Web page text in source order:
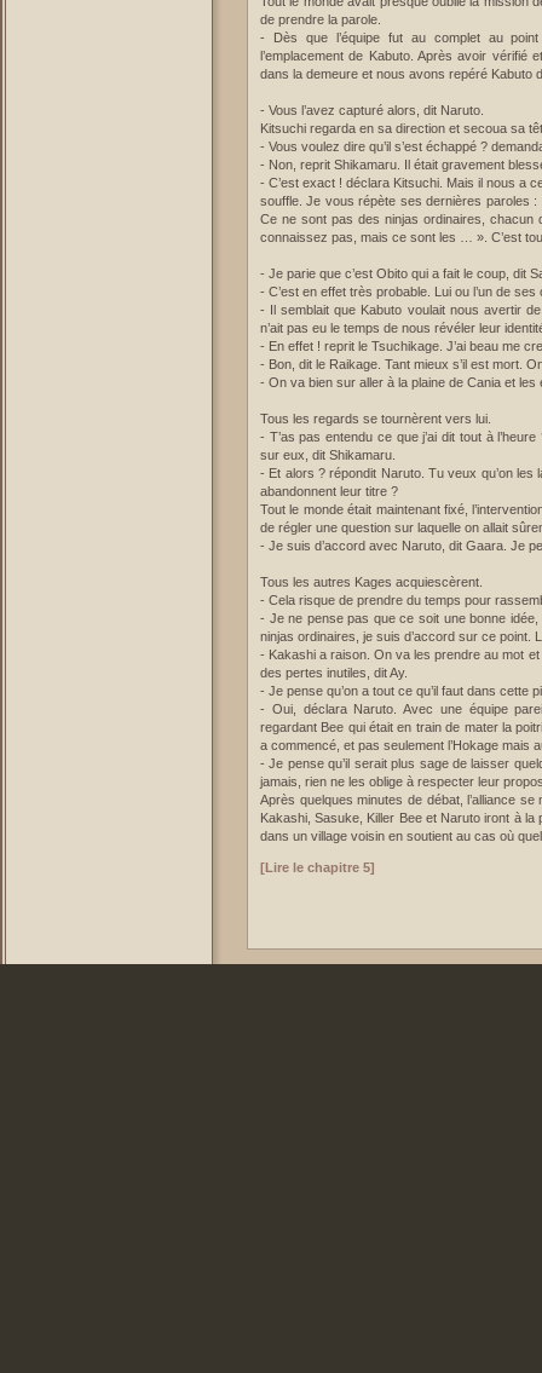
de prendre la parole.
- Dès que l’équipe fut au complet au
l’emplacement de Kabuto. Après avoir
dans la demeure et nous avons repéré Kabuto
- Vous l’avez capturé alors, dit Naruto.
Kitsuchi regarda en sa direction et secoua sa
- Vous voulez dire qu’il s’est échappé ?
- Non, reprit Shikamaru. Il était gravement
- C’est exact ! déclara Kitsuchi. Mais il nous a
souffle. Je vous répète ses dernières paroles
Ce ne sont pas des ninjas ordinaires, chacun
connaissez pas, mais ce sont les … ». C’est
- Je parie que c’est Obito qui a fait le coup, dit
- C’est en effet très probable. Lui ou l’un de
- Il semblait que Kabuto voulait nous avertir
n’ait pas eu le temps de nous révéler leur
- En effet ! reprit le Tsuchikage. J’ai beau me
- Bon, dit le Raikage. Tant mieux s’il est mort.
- On va bien sur aller à la plaine de Cania et
Tous les regards se tournèrent vers lui.
- T’as pas entendu ce que j’ai dit tout à
sur eux, dit Shikamaru.
- Et alors ? répondit Naruto. Tu veux qu’on
abandonnent leur titre ?
Tout le monde était maintenant fixé,
de régler une question sur laquelle on allait
- Je suis d’accord avec Naruto, dit Gaara. Je
Tous les autres Kages acquiescèrent.
- Cela risque de prendre du temps pour
- Je ne pense pas que ce soit une bonne
ninjas ordinaires, je suis d’accord sur ce point.
- Kakashi a raison. On va les prendre au mot
des pertes inutiles, dit Ay.
- Je pense qu’on a tout ce qu’il faut dans cette
- Oui, déclara Naruto. Avec une équipe
regardant Bee qui était en train de mater la
a commencé, et pas seulement l’Hokage mais
- Je pense qu’il serait plus sage de laisser
jamais, rien ne les oblige à respecter leur
Après quelques minutes de débat, l’alliance
Kakashi, Sasuke, Killer Bee et Naruto iront à
dans un village voisin en soutient au cas où
[Lire le chapitre 5]